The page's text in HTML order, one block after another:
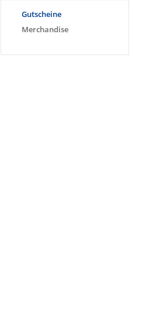
Gutscheine
Merchandise